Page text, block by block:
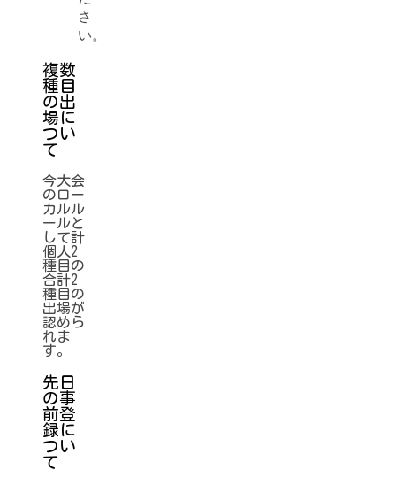
さ
い。
複数
種目
の出
場に
つい
て
今大会
のロー
カルル
ールと
して計
個人2
種目の
合計2
種目の
出場が
認めら
れま
す。
先日
の事
前登
録に
つい
て